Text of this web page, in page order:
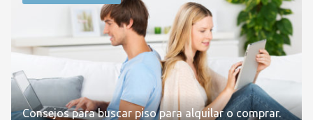
Consejos para buscar piso para alquilar o comprar.